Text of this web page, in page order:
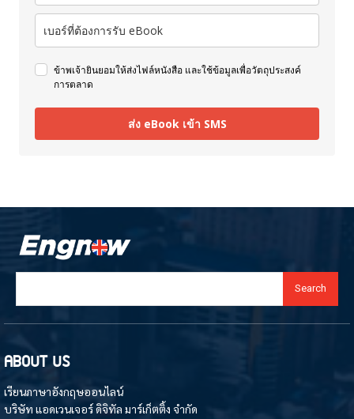
ข้าพเจ้ายินยอมให้ส่งไฟล์หนังสือ และใช้ข้อมูลเพื่อวัตถุประสงค์
การตลาด
ส่ง eBook เข้า SMS
Search
ABOUT US
เรียนภาษาอังกฤษออนไลน์
บริษัท แอดเวนเจอร์ ดิจิทัล มาร์เก็ตติ้ง จำกัด